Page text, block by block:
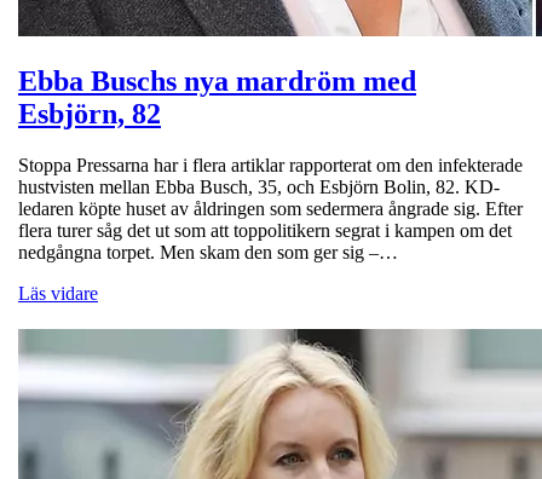
Ebba Buschs nya mardröm med
Esbjörn, 82
Stoppa Pressarna har i flera artiklar rapporterat om den infekterade
hustvisten mellan Ebba Busch, 35, och Esbjörn Bolin, 82. KD-
ledaren köpte huset av åldringen som sedermera ångrade sig. Efter
flera turer såg det ut som att toppolitikern segrat i kampen om det
nedgångna torpet. Men skam den som ger sig –…
Läs vidare